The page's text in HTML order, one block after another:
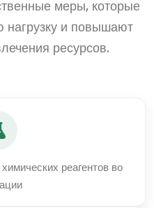
меры, которые
нагрузку и повышают
ресурсов.
реагентов во